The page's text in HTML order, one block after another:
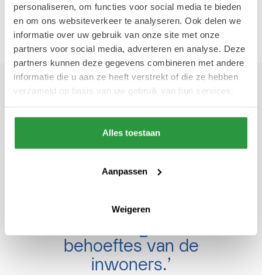
personaliseren, om functies voor social media te bieden
en om ons websiteverkeer te analyseren. Ook delen we
informatie over uw gebruik van onze site met onze
partners voor social media, adverteren en analyse. Deze
partners kunnen deze gegevens combineren met andere
informatie die u aan ze heeft verstrekt of die ze hebben
verzameld op basis van uw gebruik van hun services.
Alles toestaan
Aanpassen
Weigeren
meer over haar werk en inspiratie.
‘In de animaties over
individueel sporten zitten
wat grapjes verwerkt. Zo
bewegen de gebouwen in
de animaties ook mee. Dat
hoe Rotterdam
behoeftes van de
inwoners.’